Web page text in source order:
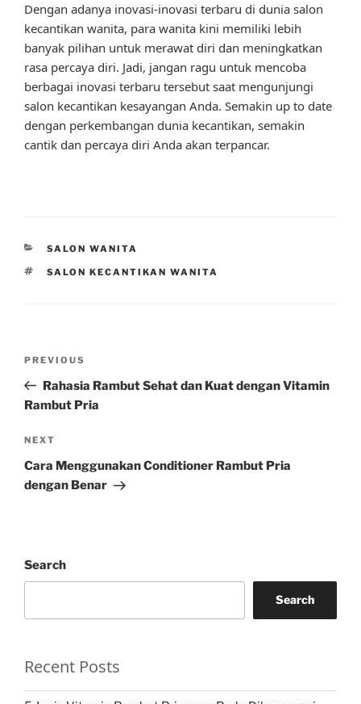
Dengan adanya inovasi-inovasi terbaru di dunia salon
kecantikan wanita, para wanita kini memiliki lebih
banyak pilihan untuk merawat diri dan meningkatkan
rasa percaya diri. Jadi, jangan ragu untuk mencoba
berbagai inovasi terbaru tersebut saat mengunjungi
salon kecantikan kesayangan Anda. Semakin up to date
dengan perkembangan dunia kecantikan, semakin
cantik dan percaya diri Anda akan terpancar.
CATEGORIES
SALON WANITA
TAGS
SALON KECANTIKAN WANITA
Previous
Post
PREVIOUS
Rahasia Rambut Sehat dan Kuat dengan Vitamin
Rambut Pria
Next
Post
NEXT
Cara Menggunakan Conditioner Rambut Pria
dengan Benar
Search
Search
Recent Posts